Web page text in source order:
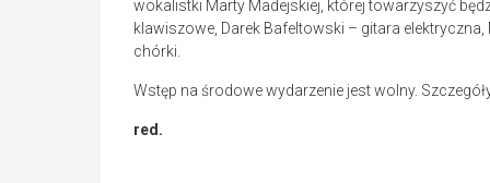
wokalistki Marty Madejskiej, której towarzyszyć
klawiszowe, Darek Bafeltowski – gitara
chórki.
Wstęp na środowe wydarzenie jest wolny.
red.